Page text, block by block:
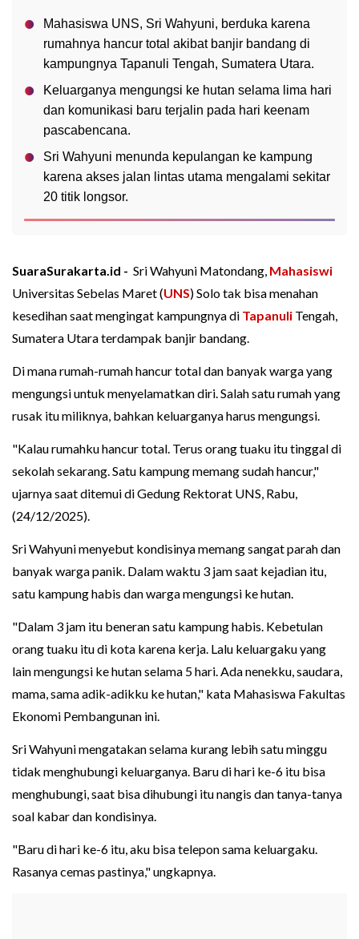
Mahasiswa UNS, Sri Wahyuni, berduka karena
rumahnya hancur total akibat banjir bandang di
kampungnya Tapanuli Tengah, Sumatera Utara.
Keluarganya mengungsi ke hutan selama lima hari
dan komunikasi baru terjalin pada hari keenam
pascabencana.
Sri Wahyuni menunda kepulangan ke kampung
karena akses jalan lintas utama mengalami sekitar
20 titik longsor.
SuaraSurakarta.id - Sri Wahyuni Matondang, Mahasiswi
Universitas Sebelas Maret (UNS) Solo tak bisa menahan
kesedihan saat mengingat kampungnya di Tapanuli Tengah,
Sumatera Utara terdampak banjir bandang.
Di mana rumah-rumah hancur total dan banyak warga yang
mengungsi untuk menyelamatkan diri. Salah satu rumah yang
rusak itu miliknya, bahkan keluarganya harus mengungsi.
"Kalau rumahku hancur total. Terus orang tuaku itu tinggal di
sekolah sekarang. Satu kampung memang sudah hancur,"
ujarnya saat ditemui di Gedung Rektorat UNS, Rabu,
(24/12/2025).
Sri Wahyuni menyebut kondisinya memang sangat parah dan
banyak warga panik. Dalam waktu 3 jam saat kejadian itu,
satu kampung habis dan warga mengungsi ke hutan.
"Dalam 3 jam itu beneran satu kampung habis. Kebetulan
orang tuaku itu di kota karena kerja. Lalu keluargaku yang
lain mengungsi ke hutan selama 5 hari. Ada nenekku, saudara,
mama, sama adik-adikku ke hutan," kata Mahasiswa Fakultas
Ekonomi Pembangunan ini.
Sri Wahyuni mengatakan selama kurang lebih satu minggu
tidak menghubungi keluarganya. Baru di hari ke-6 itu bisa
menghubungi, saat bisa dihubungi itu nangis dan tanya-tanya
soal kabar dan kondisinya.
"Baru di hari ke-6 itu, aku bisa telepon sama keluargaku.
Rasanya cemas pastinya," ungkapnya.